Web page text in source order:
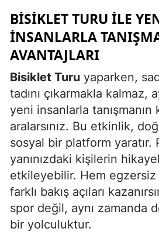
BISIKLET TURU ILE
İNSANLARLA
AVANTAJLARI
Bisiklet Turu yaparken,
tadını çıkarmakla kalmaz,
yeni insanlarla tanışmanın
aralarsınız. Bu etkinlik,
sosyal bir platform yaratır.
yanınızdaki kişilerin
etkileyebilir. Hem
farklı bakış açıları
spor değil, aynı zamanda
bir yolculuktur.